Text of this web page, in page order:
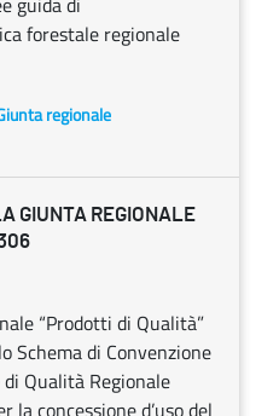
forestale regionale
regionale
GIUNTA REGIONALE
“Prodotti di Qualità”
Schema di Convenzione
di Qualità Regionale
la concessione d’uso del